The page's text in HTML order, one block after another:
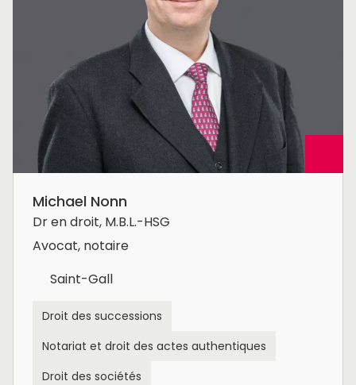
Michael Nonn
Dr en droit, M.B.L.-HSG
Avocat, notaire
Saint-Gall
Droit des successions
Notariat et droit des actes authentiques
Droit des sociétés